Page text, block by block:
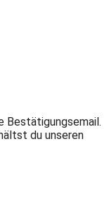
Bestätigungsemail.
du unseren